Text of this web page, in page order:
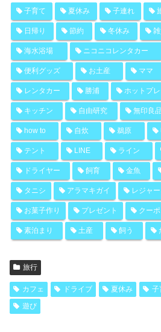
子育て 夏休み 子連れ
日帰り 節約 冬休み 雑
海水浴場 ニコニコレンタカー
便利グッズ お土産 ママ
レンタカー 勝浦 ホットプレ
キッチン 自由研究 無印良品
how to 自炊 鵜原
テント LINE ライン
ドライヤー 飼育 金魚
タニシ アラマキガイ レジャ
お菓子作り プレゼント クー
素泊まり 土産 飼う
旅行
カフェ ドライブ 夏休み 子
遊び